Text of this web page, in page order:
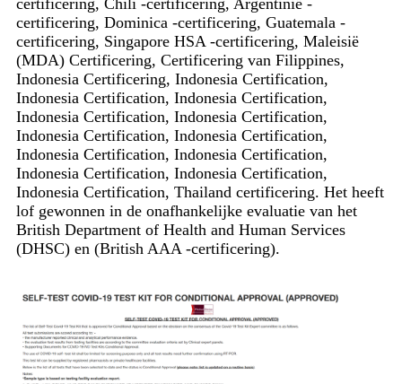
certificering, Dominica -certificering, Guatemala -
certificering, Singapore HSA -certificering, Maleisië
(MDA) Certificering, Certificering van Filippines,
Indonesia Certificering, Indonesia Certification,
Indonesia Certification, Indonesia Certification,
Indonesia Certification, Indonesia Certification,
Indonesia Certification, Indonesia Certification,
Indonesia Certification, Indonesia Certification,
Indonesia Certification, Indonesia Certification,
Indonesia Certification, Thailand certificering. Het heeft
lof gewonnen in de onafhankelijke evaluatie van het
British Department of Health and Human Services
(DHSC) en (British AAA -certificering).